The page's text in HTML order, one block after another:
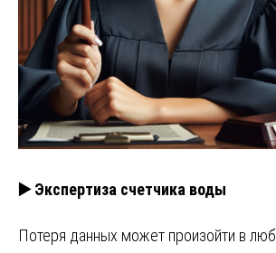
▶️ Экспертиза счетчика воды
Потеря данных может произойти в